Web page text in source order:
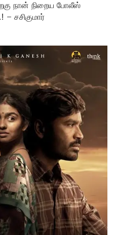
நான் நிறைய போலீஸ்
– சசிகுமார்